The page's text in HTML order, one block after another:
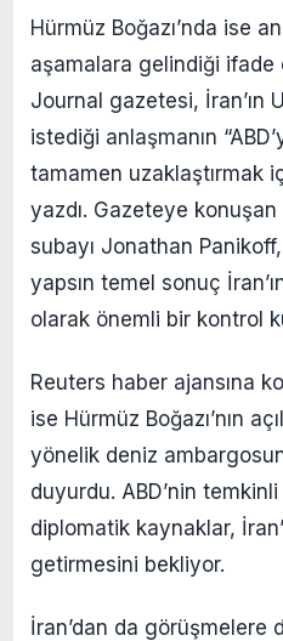
Hürmüz Boğazı’nda ise
aşamalara gelindiği ifade
Journal gazetesi, İran’ın
istediği anlaşmanın
tamamen uzaklaştırmak
yazdı. Gazeteye
subayı Jonathan
yapsın temel sonuç
olarak önemli bir kontrol
Reuters haber ajansına
ise Hürmüz Boğazı’nın
yönelik deniz
duyurdu. ABD’nin
diplomatik kaynaklar,
getirmesini bekliyor.
İran’dan da görüşmelere